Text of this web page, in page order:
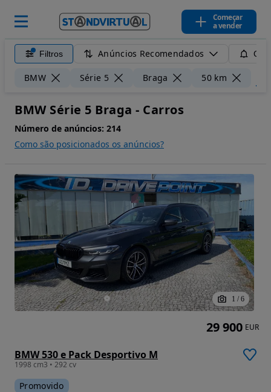
Começar
a vender
Filtros Anúncios Recomendados
BMW Série 5 Braga 50 km
BMW Série 5 Braga - Carros
Número de anúncios: 214
Como são posicionados os anúncios?
1 / 6
BMW 530 e Pack Desportivo M
1998 cm3 • 292 cv
Promovido
29 900 EUR